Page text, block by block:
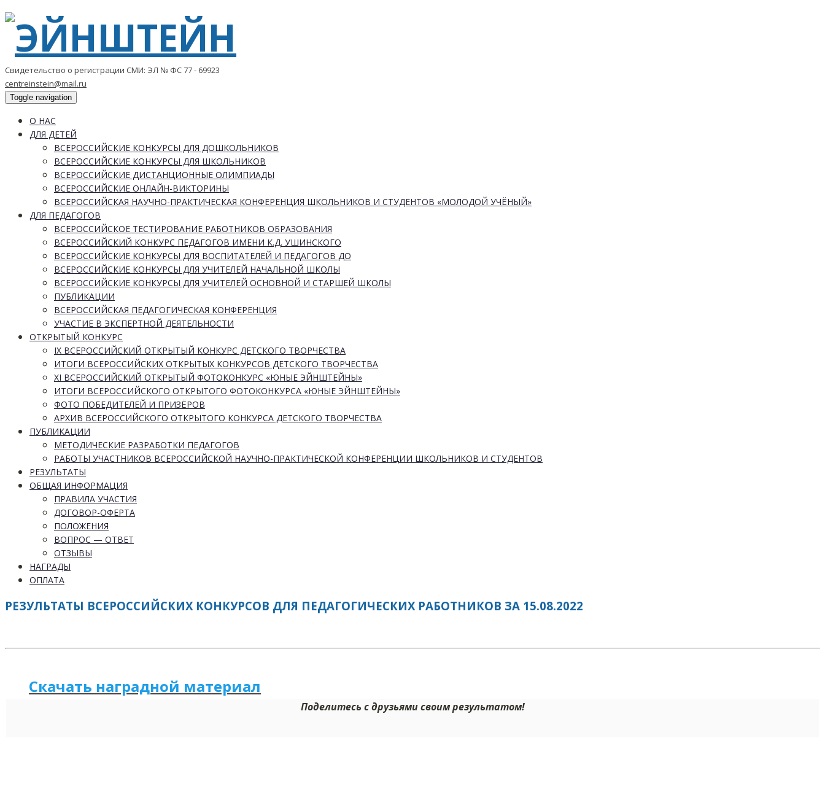
Свидетельство о регистрации СМИ: ЭЛ № ФС 77 - 69923
centreinstein@mail.ru
Toggle navigation
О НАС
ДЛЯ ДЕТЕЙ
ВСЕРОССИЙСКИЕ КОНКУРСЫ ДЛЯ ДОШКОЛЬНИКОВ
ВСЕРОССИЙСКИЕ КОНКУРСЫ ДЛЯ ШКОЛЬНИКОВ
ВСЕРОССИЙСКИЕ ДИСТАНЦИОННЫЕ ОЛИМПИАДЫ
ВСЕРОССИЙСКИЕ ОНЛАЙН-ВИКТОРИНЫ
ВСЕРОССИЙСКАЯ НАУЧНО-ПРАКТИЧЕСКАЯ КОНФЕРЕНЦИЯ ШКОЛЬНИКОВ И СТУДЕНТОВ «МОЛОДОЙ УЧЁНЫЙ»
ДЛЯ ПЕДАГОГОВ
ВСЕРОССИЙСКОЕ ТЕСТИРОВАНИЕ РАБОТНИКОВ ОБРАЗОВАНИЯ
ВСЕРОССИЙСКИЙ КОНКУРС ПЕДАГОГОВ ИМЕНИ К.Д. УШИНСКОГО
ВСЕРОССИЙСКИЕ КОНКУРСЫ ДЛЯ ВОСПИТАТЕЛЕЙ И ПЕДАГОГОВ ДО
ВСЕРОССИЙСКИЕ КОНКУРСЫ ДЛЯ УЧИТЕЛЕЙ НАЧАЛЬНОЙ ШКОЛЫ
ВСЕРОССИЙСКИЕ КОНКУРСЫ ДЛЯ УЧИТЕЛЕЙ ОСНОВНОЙ И СТАРШЕЙ ШКОЛЫ
ПУБЛИКАЦИИ
ВСЕРОССИЙСКАЯ ПЕДАГОГИЧЕСКАЯ КОНФЕРЕНЦИЯ
УЧАСТИЕ В ЭКСПЕРТНОЙ ДЕЯТЕЛЬНОСТИ
ОТКРЫТЫЙ КОНКУРС
IX ВСЕРОССИЙСКИЙ ОТКРЫТЫЙ КОНКУРС ДЕТСКОГО ТВОРЧЕСТВА
ИТОГИ ВСЕРОССИЙСКИХ ОТКРЫТЫХ КОНКУРСОВ ДЕТСКОГО ТВОРЧЕСТВА
XI ВСЕРОССИЙСКИЙ ОТКРЫТЫЙ ФОТОКОНКУРС «ЮНЫЕ ЭЙНШТЕЙНЫ»
ИТОГИ ВСЕРОССИЙСКОГО ОТКРЫТОГО ФОТОКОНКУРСА «ЮНЫЕ ЭЙНШТЕЙНЫ»
ФОТО ПОБЕДИТЕЛЕЙ И ПРИЗЁРОВ
АРХИВ ВСЕРОССИЙСКОГО ОТКРЫТОГО КОНКУРСА ДЕТСКОГО ТВОРЧЕСТВА
ПУБЛИКАЦИИ
МЕТОДИЧЕСКИЕ РАЗРАБОТКИ ПЕДАГОГОВ
РАБОТЫ УЧАСТНИКОВ ВСЕРОССИЙСКОЙ НАУЧНО-ПРАКТИЧЕСКОЙ КОНФЕРЕНЦИИ ШКОЛЬНИКОВ И СТУДЕНТОВ
РЕЗУЛЬТАТЫ
ОБЩАЯ ИНФОРМАЦИЯ
ПРАВИЛА УЧАСТИЯ
ДОГОВОР-ОФЕРТА
ПОЛОЖЕНИЯ
ВОПРОС — ОТВЕТ
ОТЗЫВЫ
НАГРАДЫ
ОПЛАТА
РЕЗУЛЬТАТЫ ВСЕРОССИЙСКИХ КОНКУРСОВ ДЛЯ ПЕДАГОГИЧЕСКИХ РАБОТНИКОВ ЗА 15.08.2022
Скачать наградной материал
Поделитесь с друзьями своим результатом!